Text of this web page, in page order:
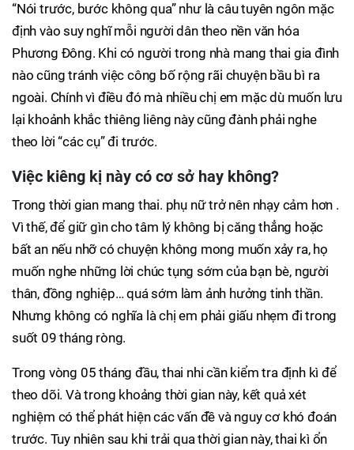
“Nói trước, bước không qua” như là câu tuyên ngôn mặc
định vào suy nghĩ mỗi người dân theo nền văn hóa
Phương Đông. Khi có người trong nhà mang thai gia đình
nào cũng tránh việc công bố rộng rãi chuyện bầu bì ra
ngoài. Chính vì điều đó mà nhiều chị em mặc dù muốn lưu
lại khoảnh khắc thiêng liêng này cũng đành phải nghe
theo lời “các cụ” đi trước.
Việc kiêng kị này có cơ sở hay không?
Trong thời gian mang thai. phụ nữ trở nên nhạy cảm hơn .
Vì thế, để giữ gìn cho tâm lý không bị căng thẳng hoặc
bất an nếu nhỡ có chuyện không mong muốn xảy ra, họ
muốn nghe những lời chúc tụng sớm của bạn bè, người
thân, đồng nghiệp… quá sớm làm ảnh hưởng tinh thần.
Nhưng không có nghĩa là chị em phải giấu nhẹm đi trong
suốt 09 tháng ròng.
Trong vòng 05 tháng đầu, thai nhi cần kiểm tra định kì để
theo dõi. Và trong khoảng thời gian này, kết quả xét
nghiệm có thể phát hiện các vấn đề và nguy cơ khó đoán
trước. Tuy nhiên sau khi trải qua thời gian này, thai kì ổn